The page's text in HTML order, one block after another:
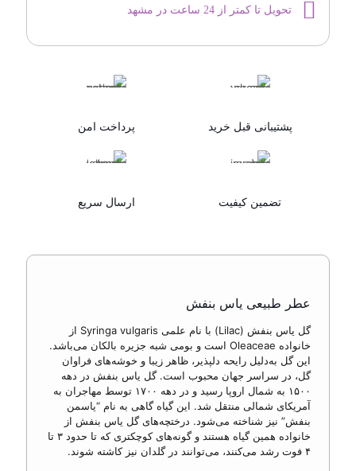
تحویل تا کمتر از 24 ساعت در مشهد
پشتیبانی قبل خرید پرداخت امن
تضمین کیفیت ارسال سریع
عطر طبیعی یاس بنفش
گل یاس بنفش (Lilac) با نام علمی Syringa vulgaris از
خانواده Oleaceae است و بومی شبه جزیره بالکان می‌باشد.
این گل به‌دلیل رایحه دلپذیر، ظاهر زیبا و خوشه‌های فراوان
گل، در سراسر جهان محبوب است. گل یاس بنفش در دهه
۱۵۰۰ به شمال اروپا رسید و در دهه ۱۷۰۰ توسط مهاجران به
آمریکای شمالی منتقل شد. این گیاه گاهی به نام “یاسمن
بنفش” نیز شناخته می‌شود. درختچه‌های گل یاس بنفش از
خانواده همین گیاه هستند و گونه‌های کوچکتری که تا حدود ۳ تا
۴ فوت رشد می‌کنند، می‌توانند در گلدان نیز کاشته شوند.